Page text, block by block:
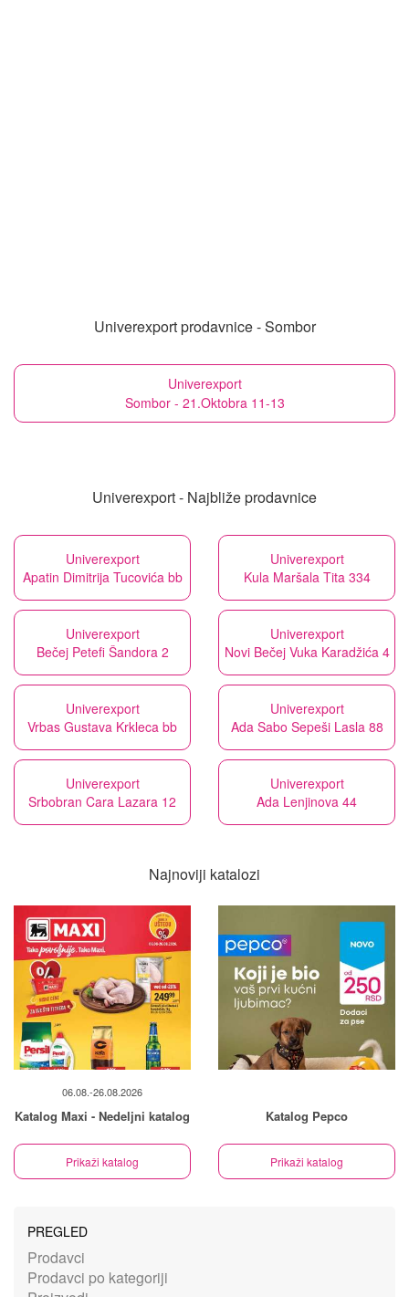
Univerexport prodavnice - Sombor
Univerexport
Sombor - 21.Oktobra 11-13
Univerexport - Najbliže prodavnice
Univerexport
Apatin Dimitrija Tucovića bb
Univerexport
Kula Maršala Tita 334
Univerexport
Bečej Petefi Šandora 2
Univerexport
Novi Bečej Vuka Karadžića 4
Univerexport
Vrbas Gustava Krkleca bb
Univerexport
Ada Sabo Sepeši Lasla 88
Univerexport
Srbobran Cara Lazara 12
Univerexport
Ada Lenjinova 44
Najnoviji katalozi
06.08.-26.08.2026
Katalog Maxi - Nedeljni katalog
Prikaži katalog
Katalog Pepco
Prikaži katalog
PREGLED
Prodavci
Prodavci po kategoriji